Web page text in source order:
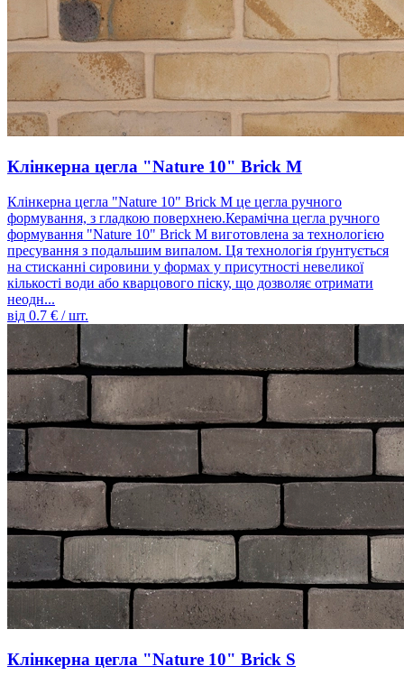
Клінкерна цегла "Nature 10" Brick M
Клінкерна цегла "Nature 10" Brick M це цегла ручного
формування, з гладкою поверхнею.Керамічна цегла ручного
формування "Nature 10" Brick M виготовлена ​​за технологією
пресування з подальшим випалом. Ця технологія ґрунтується
на стисканні сировини у формах у присутності невеликої
кількості води або кварцового піску, що дозволяє отримати
неодн...
від 0.7 € / шт.
Клінкерна цегла "Nature 10" Brick S